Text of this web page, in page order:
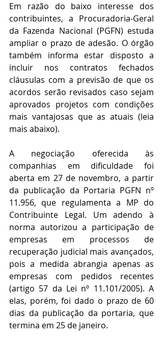
Em razão do baixo interesse dos
contribuintes, a Procuradoria-Geral
da Fazenda Nacional (PGFN) estuda
ampliar o prazo de adesão. O órgão
também informa estar disposto a
incluir nos contratos fechados
cláusulas com a previsão de que os
acordos serão revisados caso sejam
aprovados projetos com condições
mais vantajosas que as atuais (leia
mais abaixo).
A negociação oferecida às
companhias em dificuldade foi
aberta em 27 de novembro, a partir
da publicação da Portaria PGFN nº
11.956, que regulamenta a MP do
Contribuinte Legal. Um adendo à
norma autorizou a participação de
empresas em processos de
recuperação judicial mais avançados,
pois a medida abrangia apenas as
empresas com pedidos recentes
(artigo 57 da Lei nº 11.101/2005). A
elas, porém, foi dado o prazo de 60
dias da publicação da portaria, que
termina em 25 de janeiro.